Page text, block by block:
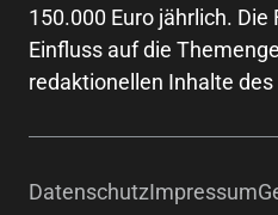
150.000 Euro jährlich.
Einfluss auf die
redaktionellen Inhalte des
DatenschutzImpressum